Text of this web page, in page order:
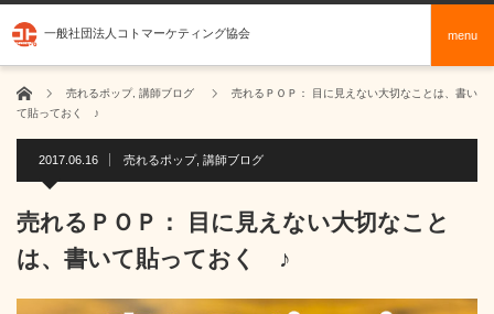
一般社団法人コトマーケティング協会 menu
ホーム 売れるポップ, 講師ブログ
売れるＰＯＰ： 目に見えない大切なことは、書い
て貼っておく ♪
2017.06.16 売れるポップ, 講師ブログ
売れるＰＯＰ： 目に見えない大切なこと
は、書いて貼っておく ♪